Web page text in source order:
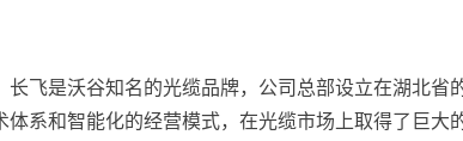
长飞是沃谷知名的光缆品牌，公司总部设立在湖北省
体系和智能化的经营模式，在光缆市场上取得了巨大